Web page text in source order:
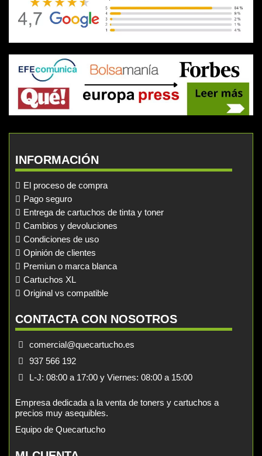
INFORMACIÓN
El proceso de compra
Pago seguro
Entrega de cartuchos de tinta y toner
Cambios y devoluciones
Condiciones de uso
Opinión de clientes
Premiun o marca blanca
Cartuchos XL
Original vs compatible
CONTACTA CON NOSOTROS
comercial@quecartucho.es
937 566 192
L-J: 08:00 a 17:00 y Viernes: 08:00 a 15:00
Empresa dedicada a la venta de toners y cartuchos a
precios muy asequibles.
Equipo de Quecartucho